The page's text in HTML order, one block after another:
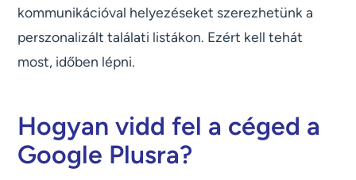
kommunikációval helyezéseket szerezhetünk a
perszonalizált találati listákon. Ezért kell tehát
most, időben lépni.
Hogyan vidd fel a céged a
Google Plusra?